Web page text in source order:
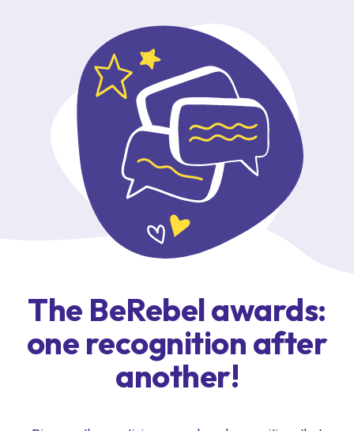
The BeRebel awards:
one recognition after
another!